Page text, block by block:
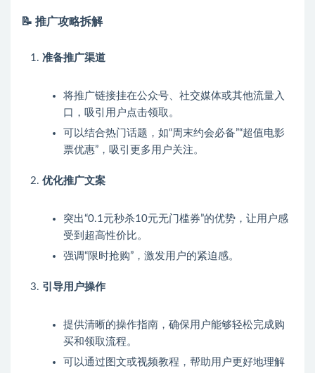
📝 推广攻略拆解
准备推广渠道
将推广链接挂在公众号、社交媒体或其他流量入
口，吸引用户点击领取。
可以结合热门话题，如“周末约会必备”“超值电影
票优惠”，吸引更多用户关注。
优化推广文案
突出“0.1元秒杀10元无门槛券”的优势，让用户感
受到超高性价比。
强调“限时抢购”，激发用户的紧迫感。
引导用户操作
提供清晰的操作指南，确保用户能够轻松完成购
买和领取流程。
可以通过图文或视频教程，帮助用户更好地理解